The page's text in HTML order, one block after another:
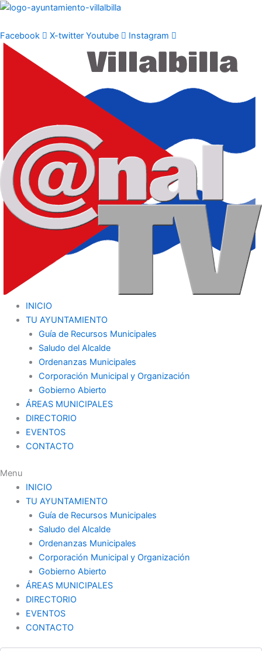
Ir
contenido
Facebook X-twitter Youtube Instagram
INICIO
TU AYUNTAMIENTO
Guía de Recursos Municipales
Saludo del Alcalde
Ordenanzas Municipales
Corporación Municipal y Organización
Gobierno Abierto
ÁREAS MUNICIPALES
DIRECTORIO
EVENTOS
CONTACTO
Menu
INICIO
TU AYUNTAMIENTO
Guía de Recursos Municipales
Saludo del Alcalde
Ordenanzas Municipales
Corporación Municipal y Organización
Gobierno Abierto
ÁREAS MUNICIPALES
DIRECTORIO
EVENTOS
CONTACTO